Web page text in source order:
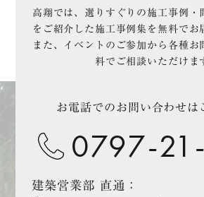
高翔では、選りすぐりの施工事例・
をご紹介した施工事例集を無料でお
また、イベントのご参加から各種お
料でご相談いただけま
お電話でのお問い合わせは
0797-
建築営業部 直通：